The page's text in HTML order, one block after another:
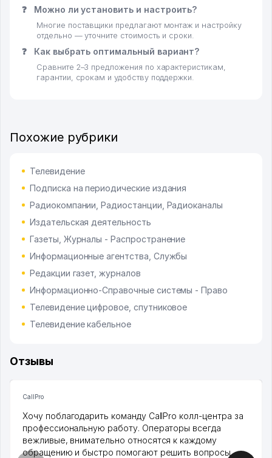
❓ Можно ли установить и настроить?
Многие поставщики предлагают монтаж и настройку
отдельно — уточните стоимость и сроки.
❓ Как выбрать оптимальный вариант?
Сравните 2–3 предложения по характеристикам,
гарантии, срокам и удобству поддержки.
Похожие рубрики
Телевидение
Подписка на периодические издания
Радиокомпании, Радиостанции, Радиоканалы
Издательская деятельность
Газеты, Журналы - Распространение
Информационные агентства, Службы
Редакции газет, журналов
Информационно-Справочные системы - Право
Телевидение цифровое, спутниковое
Телевидение кабельное
Отзывы
CallPro
Хочу поблагодарить команду CallPro колл-центра за
профессиональную работу. Операторы всегда
вежливые, внимательно относятся к каждому
обращению и быстро помогают решить вопросы.